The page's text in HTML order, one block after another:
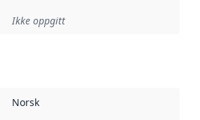
Ikke oppgitt
Norsk